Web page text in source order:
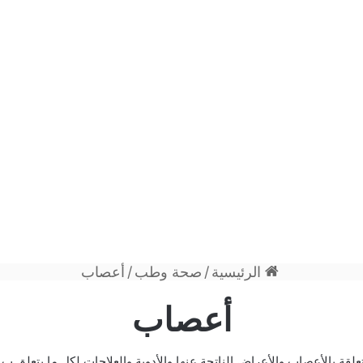
الرئيسية / صحة وطب / أعصاب
أعصاب